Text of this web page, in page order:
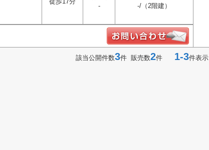
-
-/（2階建）
該当公開件数3件 販売数2件 1-3件表示